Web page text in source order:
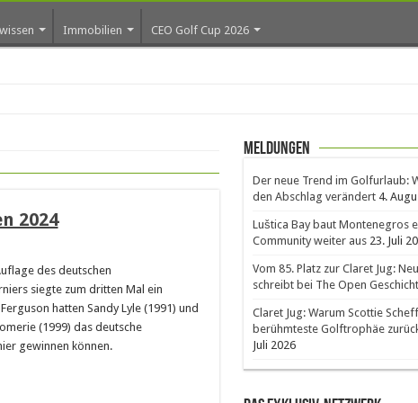
Immobilien CEO Golf Cup 2026
2024
des deutschen
siegte zum dritten Mal ein
hatten Sandy Lyle (1991) und
(1999) das deutsche
gewinnen können.
Meldungen
Der neue Trend im Golfurlaub:
den Abschlag verändert 4.
Luštica Bay baut Montenegros
Community weiter aus 23. Juli
Vom 85. Platz zur Claret Jug:
schreibt bei The Open
Claret Jug: Warum Scottie
berühmteste Golftrophäe
Juli 2026